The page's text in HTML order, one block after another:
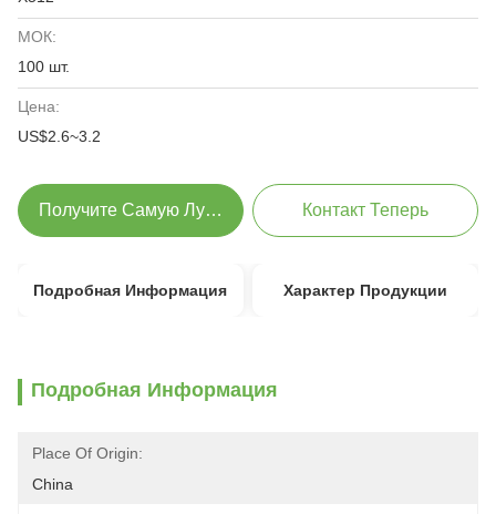
МОК:
100 шт.
Цена:
US$2.6~3.2
Получите Самую Лучшую Цену Контакт Теперь
Подробная Информация Характер Продукции
Подробная Информация
Place Of Origin:
China